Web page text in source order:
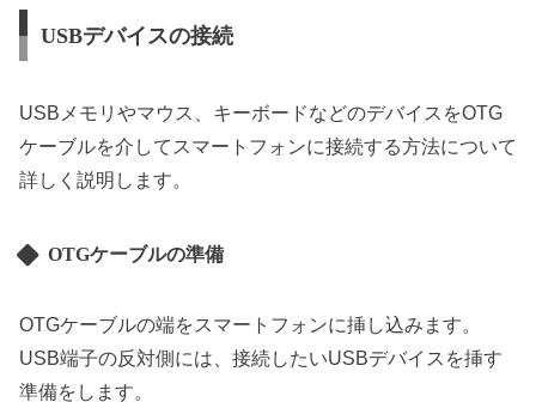
USBデバイスの接続
USBメモリやマウス、キーボードなどのデバイスをOTG
ケーブルを介してスマートフォンに接続する方法について
詳しく説明します。
OTGケーブルの準備
OTGケーブルの端をスマートフォンに挿し込みます。
USB端子の反対側には、接続したいUSBデバイスを挿す
準備をします。